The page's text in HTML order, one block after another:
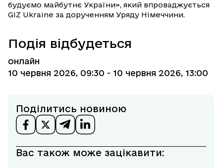
будуємо майбутнє України», який впроваджується
GIZ Ukraine за дорученням Уряду Німеччини.
Подія відбудеться
онлайн
10 червня 2026, 09:30 - 10 червня 2026, 13:00
Поділитись новиною
Вас також може зацікавити: